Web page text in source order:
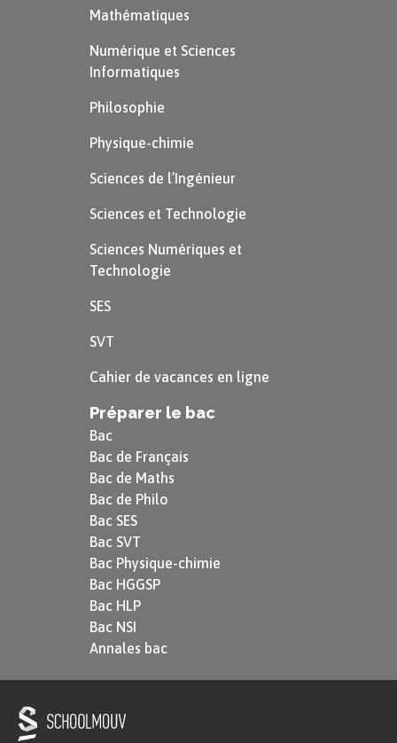
Mathématiques
Numérique et Sciences
Informatiques
Philosophie
Physique-chimie
Sciences de l’Ingénieur
Sciences et Technologie
Sciences Numériques et
Technologie
SES
SVT
Cahier de vacances en ligne
Préparer le bac
Bac
Bac de Français
Bac de Maths
Bac de Philo
Bac SES
Bac SVT
Bac Physique-chimie
Bac HGGSP
Bac HLP
Bac NSI
Annales bac